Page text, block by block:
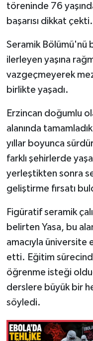
töreninde 76
başarısı dikkat çekti.
Seramik Bölümü'nü
ilerleyen yaşına
vazgeçmeyerek
birlikte yaşadı.
Erzincan doğumlu
alanında
yıllar boyunca
farklı şehirlerde
yerleştikten sonra
geliştirme fırsatı
Figüratif seramik
belirten Yasa, bu
amacıyla üniversite
etti. Eğitim
öğrenme isteği
derslere büyük bir
söyledi.